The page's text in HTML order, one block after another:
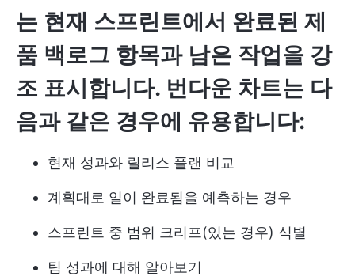
는 현재 스프린트에서 완료된 제
품 백로그 항목과 남은 작업을 강
조 표시합니다. 번다운 차트는 다
음과 같은 경우에 유용합니다:
현재 성과와 릴리스 플랜 비교
계획대로 일이 완료됨을 예측하는 경우
스프린트 중 범위 크리프(있는 경우) 식별
팀 성과에 대해 알아보기